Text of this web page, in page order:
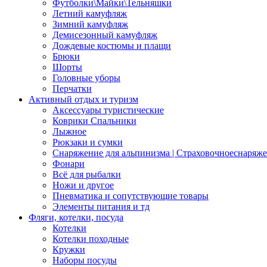
Футболки\Майки\Тельняшки
Летний камуфляж
Зимний камуфляж
Демисезонный камуфляж
Дождевые костюмы и плащи
Брюки
Шорты
Головные уборы
Перчатки
Активный отдых и туризм
Аксессуары туристические
Коврики Спальники
Лыжное
Рюкзаки и сумки
Снаряжение для альпинизма |
Фонари
Всё для рыбалки
Ножи и другое
Пневматика и сопутствующие товары
Элементы питания и тд
Фляги, котелки, посуда
Котелки
Котелки походные
Кружки
Наборы посуды